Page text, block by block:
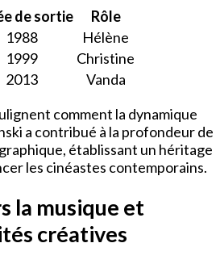
de sortie
Rôle
1988
Hélène
1999
Christine
2013
Vanda
comment la dynamique
a contribué à la profondeur de
établissant un héritage
les cinéastes contemporains.
la musique et
créatives